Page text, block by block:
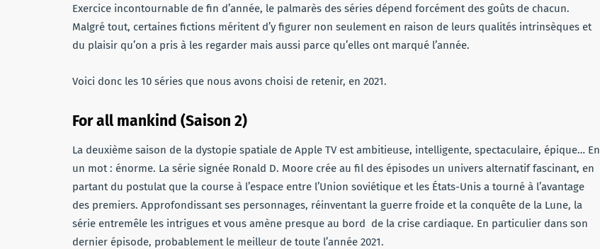
Exercice incontournable de fin d’année, le palmarès des séries dépend forcément des goûts de chacun.
Malgré tout, certaines fictions méritent d’y figurer non seulement en raison de leurs qualités intrinsèques et
du plaisir qu’on a pris à les regarder mais aussi parce qu’elles ont marqué l’année.
Voici donc les 10 séries que nous avons choisi de retenir, en 2021.
For all mankind (Saison 2)
La deuxième saison de la dystopie spatiale de Apple TV est ambitieuse, intelligente, spectaculaire, épique… En
un mot : énorme. La série signée Ronald D. Moore crée au fil des épisodes un univers alternatif fascinant, en
partant du postulat que la course à l’espace entre l’Union soviétique et les États-Unis a tourné à l’avantage
des premiers. Approfondissant ses personnages, réinventant la guerre froide et la conquête de la Lune, la
série entremêle les intrigues et vous amène presque au bord de la crise cardiaque. En particulier dans son
dernier épisode, probablement le meilleur de toute l’année 2021.